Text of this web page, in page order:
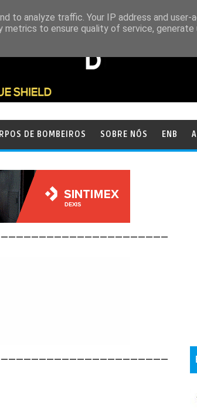
DE BOMBEIROS SOBRE NÓS ENB
to analyze traffic. Your IP address and user-
to ensure quality of service, generate